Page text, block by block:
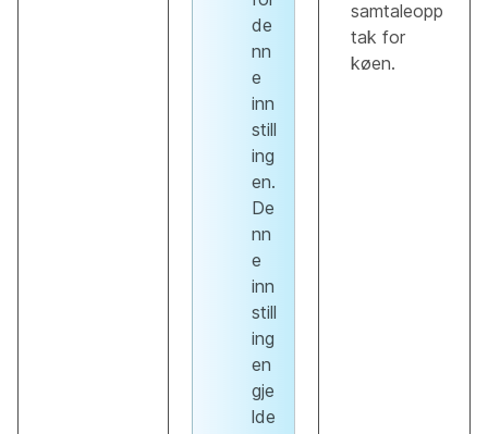
de
nn
e
inn
still
ing
en.
De
nn
e
inn
still
ing
en
gje
lde
samtaleopp
tak for
køen.